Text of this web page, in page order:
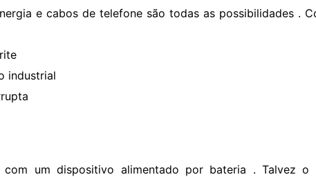
e cabos de telefone são todas as possibilidades .
industrial
com um dispositivo alimentado por bateria . Talvez o